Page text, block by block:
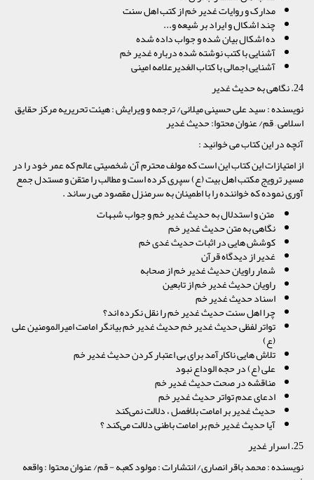
مدارک و روایات غدیر خم از کتب اهل سنت
چند اشکال و ایراد بر شیعه و...
ده اشکال بیان شده و جواب داده شده
آشنایی با کتب نوشته شده درباره غدیر خم
آشنایی اجمالی با کتاب الغدیرعلامه امینی
24. نگاهی به حدیث غدیر
نویسنده : سید علی حسینی میلانی/ ترجمه و ویرایش : هیئت تحریریه مرکز حقایق
اسلامی – قم/ عنوان محتوا: حدیث غدیر
آنچه در این کتاب می خوانید :
از امتیازات این کتاب این است که مولف محترم آن شخصیتی عالم که عمر خود را در
مسیر ترویج مکتب اهل بیت (ع) سپری کرده است و مطالب را متقن و مستدل جمع
آوری نموده که خواننده را با اطمینان به سرمنزل مقصود می رساند .
متن و استدلال به حدیث غدیر خم و جواب شبهات
نگاهی به متن حدیث غدیر خم
کوشش هایی در اثبات حدیث غدی خم
غدیر از دیدگاه قرآن
شمار راویان حدیث غدیر خم از صحابه
راویان حدیث غدیر خم از تابعین
اسناد حدیث غدیر خم
چرا اهل سنت حدیث غدیر خم را نقل نکرده اند؟
تواتر لفظی حدیث غدیر خم حدیث غدیر خم بیانگر امامت امیرالمومنین علی
(ع)
تلاش هایی ناکارآمد برای بی اعتبار کردن حدیث غدیر خم
علی (ع) در حجه الوداع نبود
مناقشه در صحت حدیث غدیر خم
ادعای عدم تواتر حدیث غدیر خم
حدیث غدیر بر امامت بلافصل ، دلالت نمی‌کند
آیا حدیث غدیر خم بر امامت باطنی دلالت می‌کند ؟
25. اسرار غدیر
نویسنده : محمد باقر انصاری/ انتشارات : مولود کعبه - قم/ عنوان محتوا : واقعه